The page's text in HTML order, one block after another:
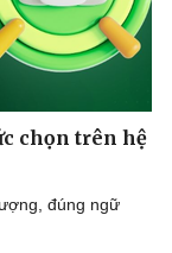
chọn trên hệ
đúng ngữ